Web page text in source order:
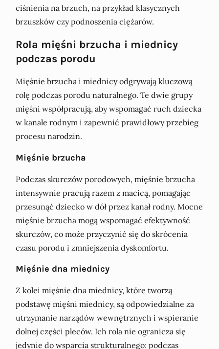
ciśnienia na brzuch, na przykład klasycznych
brzuszków czy podnoszenia ciężarów.
Rola mięśni brzucha i miednicy
podczas porodu
Mięśnie brzucha i miednicy odgrywają kluczową
rolę podczas porodu naturalnego. Te dwie grupy
mięśni współpracują, aby wspomagać ruch dziecka
w kanale rodnym i zapewnić prawidłowy przebieg
procesu narodzin.
Mięśnie brzucha
Podczas skurczów porodowych, mięśnie brzucha
intensywnie pracują razem z macicą, pomagając
przesunąć dziecko w dół przez kanał rodny. Mocne
mięśnie brzucha mogą wspomagać efektywność
skurczów, co może przyczynić się do skrócenia
czasu porodu i zmniejszenia dyskomfortu.
Mięśnie dna miednicy
Z kolei mięśnie dna miednicy, które tworzą
podstawę mięśni miednicy, są odpowiedzialne za
utrzymanie narządów wewnętrznych i wspieranie
dolnej części pleców. Ich rola nie ogranicza się
jedynie do wsparcia strukturalnego; podczas